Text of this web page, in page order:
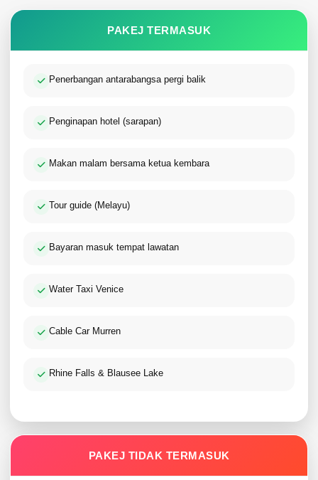
PAKEJ TERMASUK
Penerbangan antarabangsa pergi balik
Penginapan hotel (sarapan)
Makan malam bersama ketua kembara
Tour guide (Melayu)
Bayaran masuk tempat lawatan
Water Taxi Venice
Cable Car Murren
Rhine Falls & Blausee Lake
PAKEJ TIDAK TERMASUK